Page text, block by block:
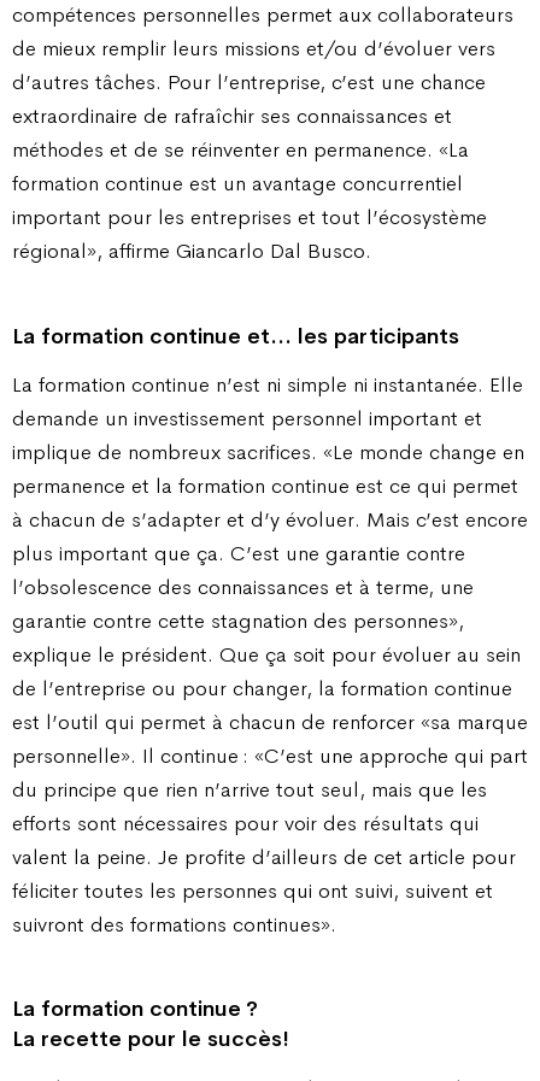
compétences personnelles permet aux collaborateurs
de mieux remplir leurs missions et/ou d’évoluer vers
d’autres tâches. Pour l’entreprise, c’est une chance
extraordinaire de rafraîchir ses connaissances et
méthodes et de se réinventer en permanence. «La
formation continue est un avantage concurrentiel
important pour les entreprises et tout l’écosystème
régional», affirme Giancarlo Dal Busco.
La formation continue et… les participants
La formation continue n’est ni simple ni instantanée. Elle
demande un investissement personnel important et
implique de nombreux sacrifices. «Le monde change en
permanence et la formation continue est ce qui permet
à chacun de s’adapter et d’y évoluer. Mais c’est encore
plus important que ça. C’est une garantie contre
l’obsolescence des connaissances et à terme, une
garantie contre cette stagnation des personnes»,
explique le président. Que ça soit pour évoluer au sein
de l’entreprise ou pour changer, la formation continue
est l’outil qui permet à chacun de renforcer «sa marque
personnelle». Il continue : «C’est une approche qui part
du principe que rien n’arrive tout seul, mais que les
efforts sont nécessaires pour voir des résultats qui
valent la peine. Je profite d’ailleurs de cet article pour
féliciter toutes les personnes qui ont suivi, suivent et
suivront des formations continues».
La formation continue ?
La recette pour le succès!